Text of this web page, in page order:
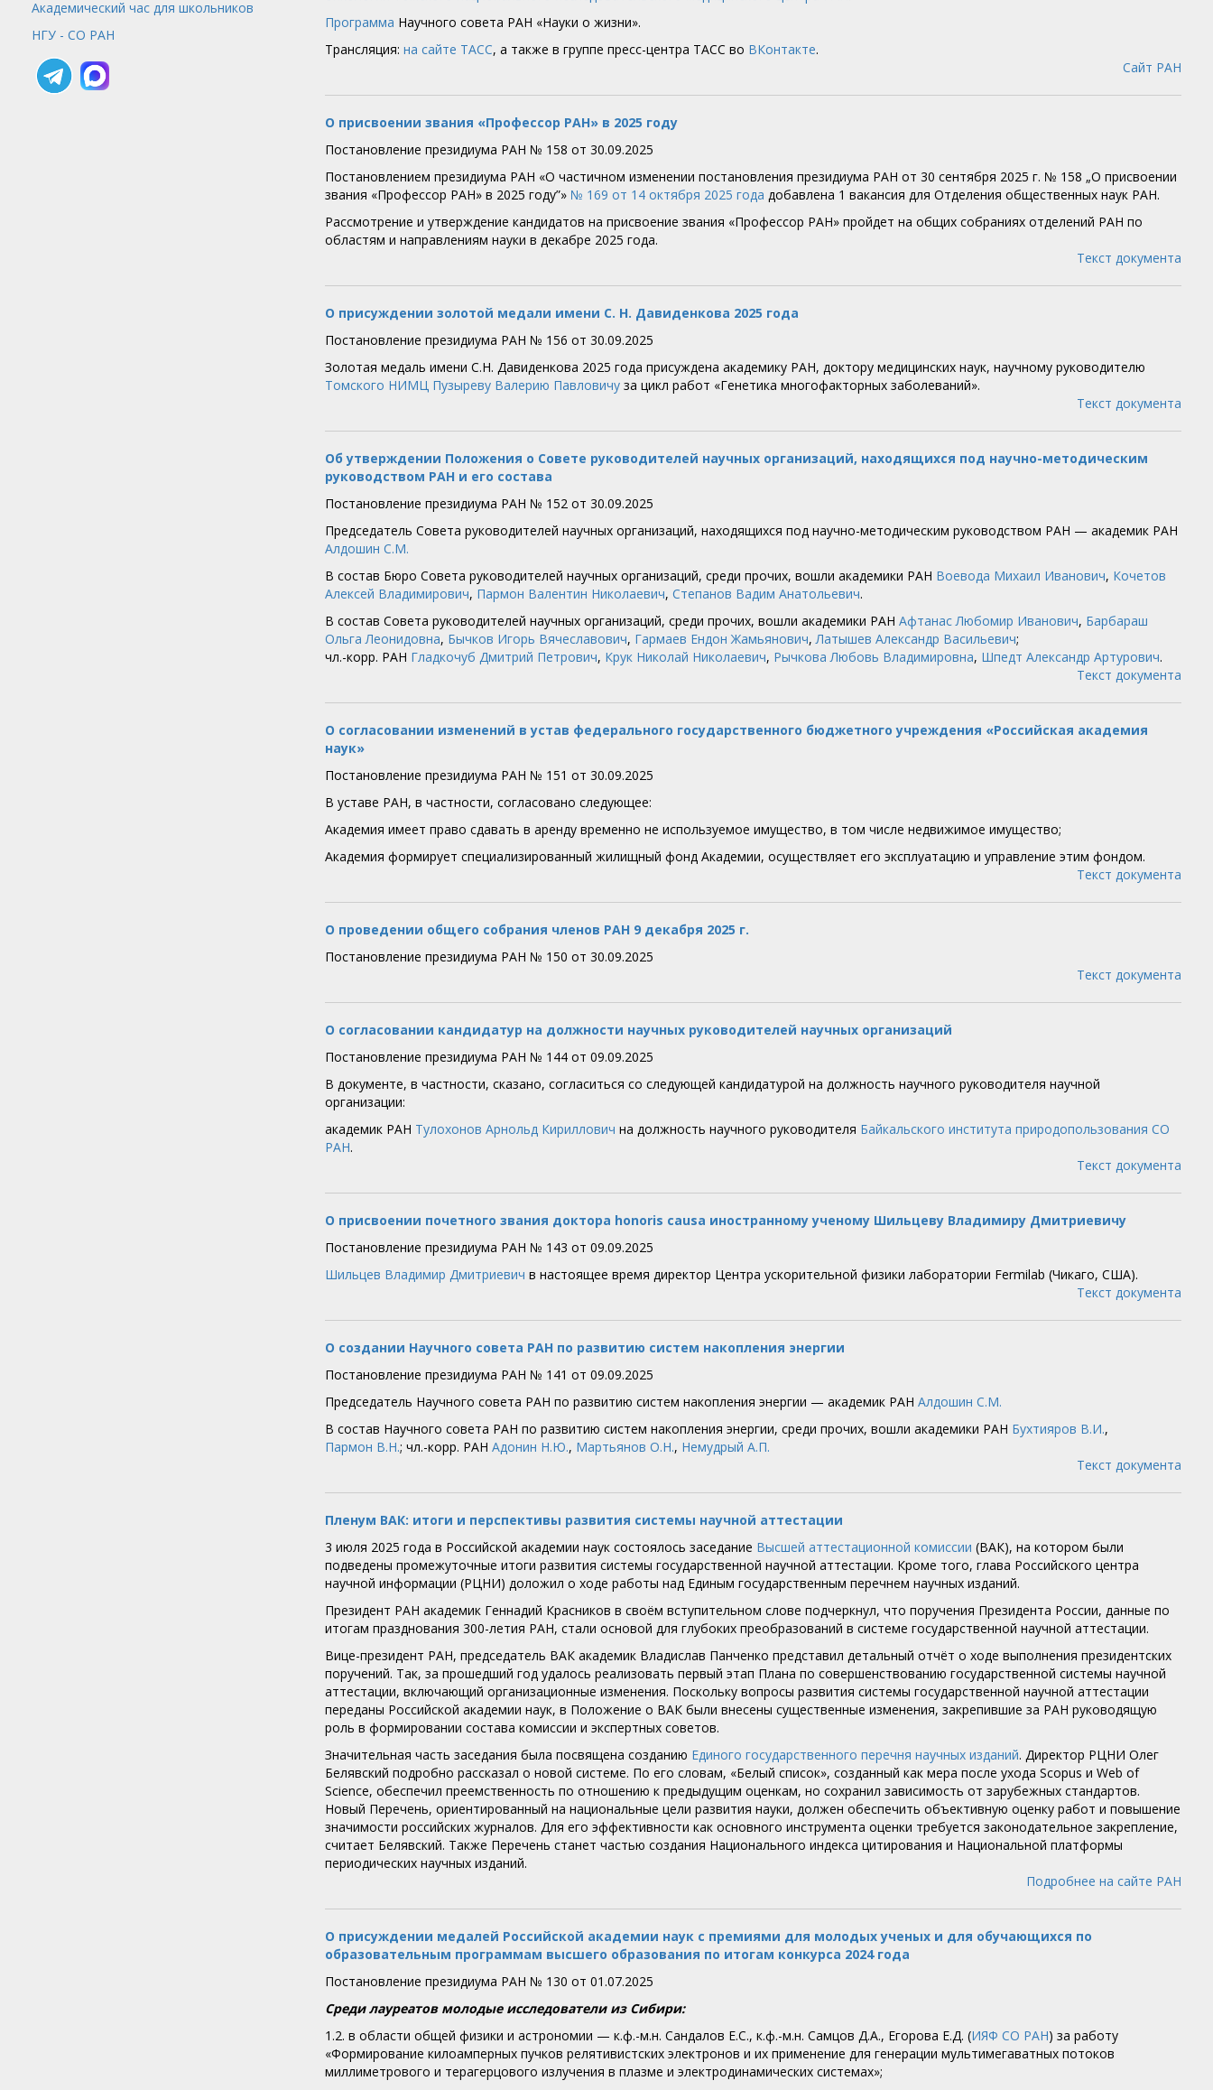
Академический час для школьников
НГУ - СО РАН
Программа Научного совета РАН «Науки о жизни».
Трансляция: на сайте ТАСС, а также в группе пресс-центра ТАСС во ВКонтакте.
Сайт РАН
О присвоении звания «Профессор РАН» в 2025 году
Постановление президиума РАН № 158 от 30.09.2025
Постановлением президиума РАН «О частичном изменении постановления президиума РАН от 30 сентября 2025 г. № 158 „О присвоении
звания «Профессор РАН» в 2025 году”» № 169 от 14 октября 2025 года добавлена 1 вакансия для Отделения общественных наук РАН.
Рассмотрение и утверждение кандидатов на присвоение звания «Профессор РАН» пройдет на общих собраниях отделений РАН по
областям и направлениям науки в декабре 2025 года.
Текст документа
О присуждении золотой медали имени С. Н. Давиденкова 2025 года
Постановление президиума РАН № 156 от 30.09.2025
Золотая медаль имени С.Н. Давиденкова 2025 года присуждена академику РАН, доктору медицинских наук, научному руководителю
Томского НИМЦ Пузыреву Валерию Павловичуза цикл работ «Генетика многофакторных заболеваний».
Текст документа
Об утверждении Положения о Совете руководителей научных организаций, находящихся под научно-методическим
руководством РАН и его состава
Постановление президиума РАН № 152 от 30.09.2025
Председатель Совета руководителей научных организаций, находящихся под научно-методическим руководством РАН — академик РАН
Алдошин С.М.
В состав Бюро Совета руководителей научных организаций, среди прочих, вошли академики РАН Воевода Михаил Иванович, Кочетов
Алексей Владимирович, Пармон Валентин Николаевич, Степанов Вадим Анатольевич.
В состав Совета руководителей научных организаций, среди прочих, вошли академики РАН Афтанас Любомир Иванович, Барбараш
Ольга Леонидовна, Бычков Игорь Вячеславович, Гармаев Ендон Жамьянович,Латышев Александр Васильевич;
чл.-корр. РАН Гладкочуб Дмитрий Петрович, Крук Николай Николаевич, Рычкова Любовь Владимировна, Шпедт Александр Артурович.
Текст документа
О согласовании изменений в устав федерального государственного бюджетного учреждения «Российская академия
наук»
Постановление президиума РАН № 151 от 30.09.2025
В уставе РАН, в частности, согласовано следующее:
Академия имеет право сдавать в аренду временно не используемое имущество, в том числе недвижимое имущество;
Академия формирует специализированный жилищный фонд Академии, осуществляет его эксплуатацию и управление этим фондом.
Текст документа
О проведении общего собрания членов РАН 9 декабря 2025 г.
Постановление президиума РАН № 150 от 30.09.2025
Текст документа
О согласовании кандидатур на должности научных руководителей научных организаций
Постановление президиума РАН № 144 от 09.09.2025
В документе, в частности, сказано, согласиться со следующей кандидатурой на должность научного руководителя научной
организации:
академик РАН Тулохонов Арнольд Кириллович на должность научного руководителя Байкальского института природопользования СО
РАН.
Текст документа
О присвоении почетного звания доктора honoris causa иностранному ученому Шильцеву Владимиру Дмитриевичу
Постановление президиума РАН № 143 от 09.09.2025
Шильцев Владимир Дмитриевич в настоящее время директор Центра ускорительной физики лаборатории Fermilab (Чикаго, США).
Текст документа
О создании Научного совета РАН по развитию систем накопления энергии
Постановление президиума РАН № 141 от 09.09.2025
Председатель Научного совета РАН по развитию систем накопления энергии — академик РАН Алдошин С.М.
В состав Научного совета РАН по развитию систем накопления энергии, среди прочих, вошли академики РАН Бухтияров В.И.,
Пармон В.Н.; чл.-корр. РАН Адонин Н.Ю., Мартьянов О.Н., Немудрый А.П.
Текст документа
Пленум ВАК: итоги и перспективы развития системы научной аттестации
3 июля 2025 года в Российской академии наук состоялось заседание Высшей аттестационной комиссии (ВАК), на котором были
подведены промежуточные итоги развития системы государственной научной аттестации. Кроме того, глава Российского центра
научной информации (РЦНИ) доложил о ходе работы над Единым государственным перечнем научных изданий.
Президент РАН академик Геннадий Красников в своём вступительном слове подчеркнул, что поручения Президента России, данные по
итогам празднования 300-летия РАН, стали основой для глубоких преобразований в системе государственной научной аттестации.
Вице-президент РАН, председатель ВАК академик Владислав Панченко представил детальный отчёт о ходе выполнения президентских
поручений. Так, за прошедший год удалось реализовать первый этап Плана по совершенствованию государственной системы научной
аттестации, включающий организационные изменения. Поскольку вопросы развития системы государственной научной аттестации
переданы Российской академии наук, в Положение о ВАК были внесены существенные изменения, закрепившие за РАН руководящую
роль в формировании состава комиссии и экспертных советов.
Значительная часть заседания была посвящена созданию Единого государственного перечня научных изданий. Директор РЦНИ Олег
Белявский подробно рассказал о новой системе. По его словам, «Белый список», созданный как мера после ухода Scopus и Web of
Science, обеспечил преемственность по отношению к предыдущим оценкам, но сохранил зависимость от зарубежных стандартов.
Новый Перечень, ориентированный на национальные цели развития науки, должен обеспечить объективную оценку работ и повышение
значимости российских журналов. Для его эффективности как основного инструмента оценки требуется законодательное закрепление,
считает Белявский. Также Перечень станет частью создания Национального индекса цитирования и Национальной платформы
периодических научных изданий.
Подробнее на сайте РАН
О присуждении медалей Российской академии наук с премиями для молодых ученых и для обучающихся по
образовательным программам высшего образования по итогам конкурса 2024 года
Постановление президиума РАН № 130 от 01.07.2025
Среди лауреатов молодые исследователи из Сибири:
1.2. в области общей физики и астрономии — к.ф.-м.н. Сандалов Е.С., к.ф.-м.н. Самцов Д.А., Егорова Е.Д. (ИЯФ СО РАН) за работу
«Формирование килоамперных пучков релятивистских электронов и их применение для генерации мультимегаватных потоков
миллиметрового и терагерцового излучения в плазме и электродинамических системах»;